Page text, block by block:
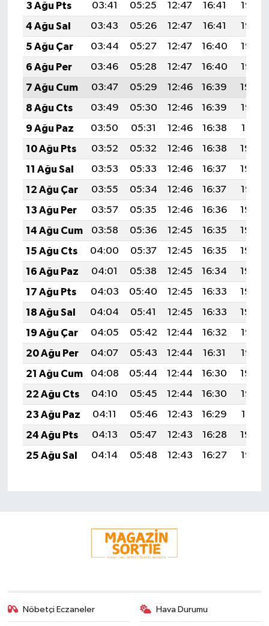
3 Ağu Pts
03:41 05:25 12:47 16:41
19:58
4 Ağu Sal
03:43 05:26 12:47 16:41
19:57
5 Ağu Çar
03:44 05:27 12:47 16:40
19:56
6 Ağu Per
03:46 05:28 12:47 16:40
19:55
7 Ağu Cum
03:47 05:29 12:46 16:39
19:54
8 Ağu Cts
03:49 05:30 12:46 16:39
19:52
9 Ağu Paz
03:50 05:31 12:46 16:38
19:51
10 Ağu Pts
03:52 05:32 12:46 16:38
19:50
11 Ağu Sal
03:53 05:33 12:46 16:37
19:48
12 Ağu Çar
03:55 05:34 12:46 16:37
19:47
13 Ağu Per
03:57 05:35 12:46 16:36
19:46
14 Ağu Cum
03:58 05:36 12:45 16:35
19:44
15 Ağu Cts
04:00 05:37 12:45 16:35
19:43
16 Ağu Paz
04:01 05:38 12:45 16:34
19:42
17 Ağu Pts
04:03 05:40 12:45 16:33
19:40
18 Ağu Sal
04:04 05:41 12:45 16:33
19:39
19 Ağu Çar
04:05 05:42 12:44 16:32
19:37
20 Ağu Per
04:07 05:43 12:44 16:31
19:36
21 Ağu Cum
04:08 05:44 12:44 16:30
19:34
22 Ağu Cts
04:10 05:45 12:44 16:30
19:33
23 Ağu Paz
04:11 05:46 12:43 16:29
19:31
24 Ağu Pts
04:13 05:47 12:43 16:28
19:30
25 Ağu Sal
04:14 05:48 12:43 16:27 19:28
Nöbetçi Eczaneler Hava Durumu